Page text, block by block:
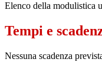
Elenco della modulistica
Tempi e
Nessuna scadenza